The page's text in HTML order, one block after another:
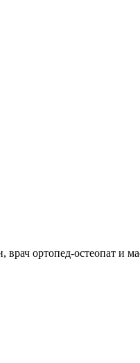
ортопед-остеопат и